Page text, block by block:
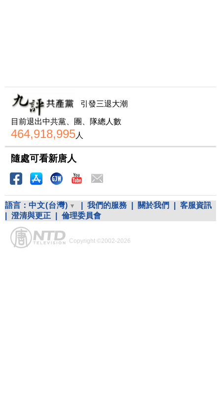
引發三退大潮
目前退出中共黨、團、隊總人數
464,918,995人
隨處可看新唐人
語言： 中文(台灣) 我們的服務 關於我們
客服資訊
澄清與更正 倫理委員會
Copyright ©2002-2026